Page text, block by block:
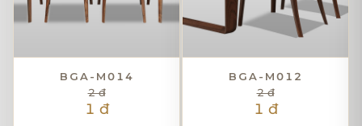
BGA-M014
2 đ
1 đ
BGA-M012
2 đ
1 đ